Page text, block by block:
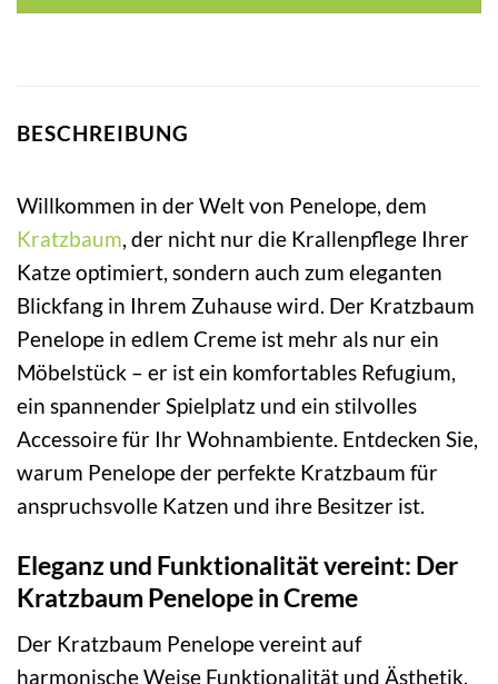
BESCHREIBUNG
Willkommen in der Welt von Penelope, dem
Kratzbaum , der nicht nur die Krallenpflege Ihrer
Katze optimiert, sondern auch zum eleganten
Blickfang in Ihrem Zuhause wird. Der Kratzbaum
Penelope in edlem Creme ist mehr als nur ein
Möbelstück – er ist ein komfortables Refugium,
ein spannender Spielplatz und ein stilvolles
Accessoire für Ihr Wohnambiente. Entdecken Sie,
warum Penelope der perfekte Kratzbaum für
anspruchsvolle Katzen und ihre Besitzer ist.
Eleganz und Funktionalität vereint: Der
Kratzbaum Penelope in Creme
Der Kratzbaum Penelope vereint auf
harmonische Weise Funktionalität und Ästhetik.